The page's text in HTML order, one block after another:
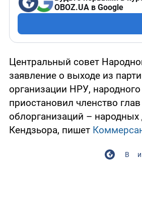
OBOZ.UA в Google
Центральный совет
заявление о выходе из
организации НРУ,
приостановил членство
облорганизаций –
Кендзьора, пишет